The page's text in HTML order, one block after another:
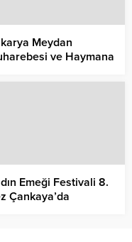
Meydan
ve Haymana
Emeği Festivali 8.
Çankaya’da